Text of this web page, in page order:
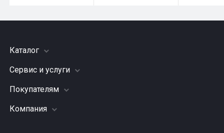
Каталог
Шины
Грузовые шины
Диски
Сервис и услуги
Заправка кондиционера
Подвеска (ходовая часть)
Покупателям
Акции
Компания